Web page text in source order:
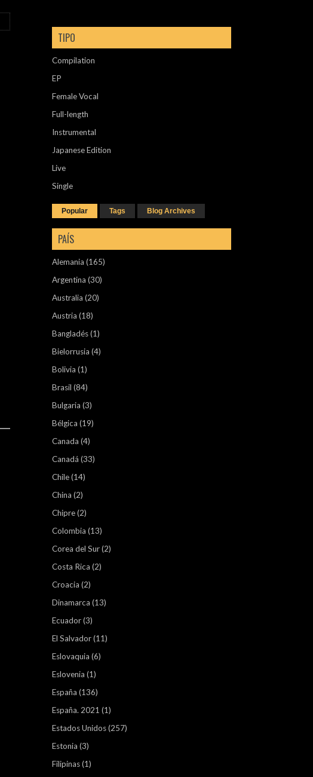
TIPO
Compilation
EP
Female Vocal
Full-length
Instrumental
Japanese Edition
Live
Single
Popular Tags Blog Archives
PAÍS
Alemania (165)
Argentina (30)
Australia (20)
Austria (18)
Bangladés(1)
Bielorrusia (4)
Bolivia (1)
Brasil (84)
Bulgaria (3)
Bélgica (19)
Canada (4)
Canadá (33)
Chile(14)
China (2)
Chipre(2)
Colombia (13)
Corea del Sur(2)
Costa Rica (2)
Croacia (2)
Dinamarca (13)
Ecuador(3)
El Salvador(11)
Eslovaquia (6)
Eslovenia (1)
España (136)
España. 2021 (1)
Estados Unidos(257)
Estonia (3)
Filipinas(1)